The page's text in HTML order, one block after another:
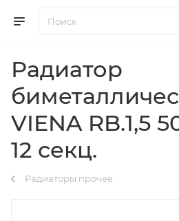
Радиатор
VIENA RB.1,5
12 секц.
Радиаторы прочее